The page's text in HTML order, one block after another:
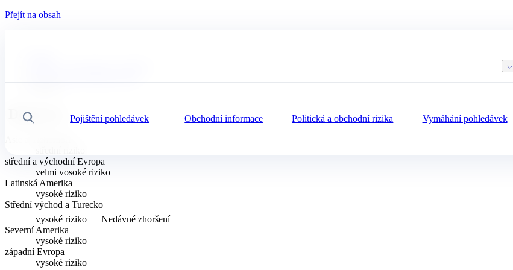
Přejít na obsah
VyhledáváníPojištění pohledávek Obchodní informace Politická a obchodní rizika Vymáhání pohledávek
Doprava
střední a východní Evropa
velmi vosoké riziko
Latinská Amerika
vysoké riziko
Střední východ a Turecko
vysoké riziko
Nedávné zhoršení
Severní Amerika
vysoké riziko
západní Evropa
vysoké riziko